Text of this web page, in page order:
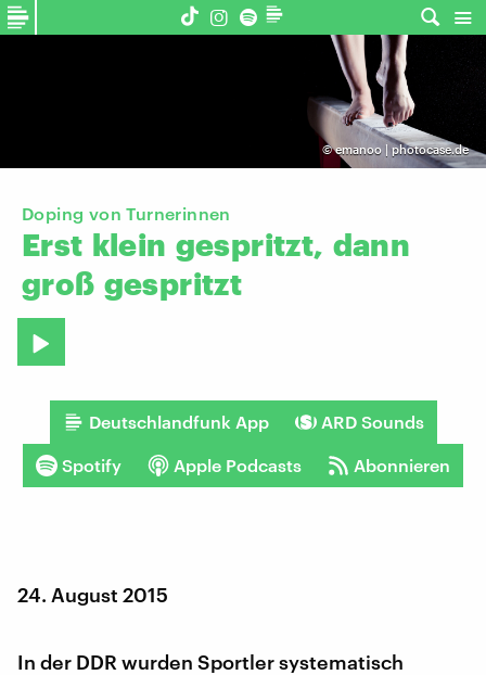
©emanoo | photocase.de
Doping von Turnerinnen
Erst klein gespritzt, dann
groß gespritzt
Deutschlandfunk App ARD Sounds
Spotify Apple Podcasts Abonnieren
24. August 2015
In der DDR wurden Sportler systematisch